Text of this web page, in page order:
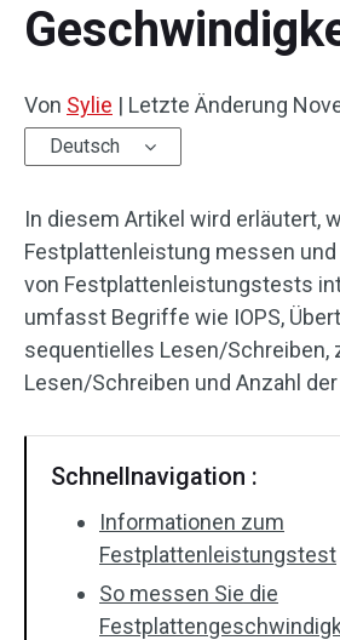
Von Sylie | Letzte Änderung
Deutsch
In diesem Artikel wird erläutert,
Festplattenleistung messen
von Festplattenleistungstests
umfasst Begriffe wie IOPS,
sequentielles Lesen/Schreiben,
Lesen/Schreiben und Anzahl
Schnellnavigation :
Informationen zum
Festplattenleistungstest
So messen Sie die